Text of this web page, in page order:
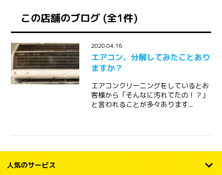
この店舗のブログ (全1件)
2020.04.16
エアコン、分解してみたことあり
ますか？
エアコンクリーニングをしているとお
客様から「そんなに汚れてたの！？」
と言われることが多々あります...
人気のサービス